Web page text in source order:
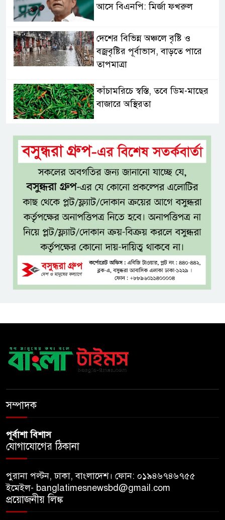
আসে বিএনপি: মির্জা ফখরুল
দেশের বিভিন্ন অঞ্চলে বৃষ্টি ও
বজ্রবৃষ্টির পূর্বাভাস, বাড়তে পারে
তাপমাত্রা
কাঁচামরিচে স্বস্তি, তবে ডিম-মাছের
বাজারে অস্থিরতা
সড়কে একদিনে প্রাণ গেল ১৬
জনের, সিলেটে বাস সংঘর্ষে নিহত ৮
ইলিয়াস আলী গুমের ঘটনা পৃথক
মামলা হিসেবে তদন্তের সিদ্ধান্ত
ট্রাইব্যুনালের
প্রথম শ্রেণিতে ভর্তি হবে লটারিতে,
দ্বিতীয় থেকে নবম শ্রেণিতে থাকছে
শ্রমিক ইউনিয়নের
সম্পাদক
পূর্বাশা বিশাস
যোগাযোগের ঠিকানা
পুরানা পল্টন, ঢাকা, বাংলাদেশ। ফোন: ০১৯৪৬৭৪৬৭৫৫
ইমেইল- banglatimesnewsbd@gmail.com
প্রয়োজনীয় লিঙ্ক